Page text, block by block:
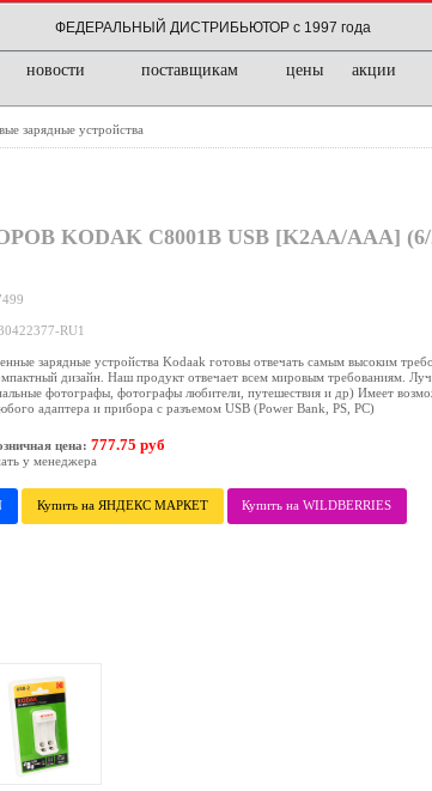
ФЕДЕРАЛЬНЫЙ ДИСТРИБЬЮТОР с 1997 года
новости поставщикам цены акции
зарядные устройства
C8001B USB [K2AA/AAA] (6/
RU1
зарядные устройства Kodaak готовы отвечать самым высоким
дизайн. Наш продукт отвечает всем мировым требованиям.
фотографы, фотографы любители, путешествия и др) Имеет
адаптера и прибора с разъемом USB (Power Bank, PS, PC)
цена: 777.75 руб
у менеджера
Купить на ЯНДЕКС МАРКЕТ Купить на WILDBERRIES